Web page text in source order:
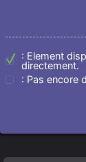
page
sélectionnée
: Element
directement.
: Pas encore